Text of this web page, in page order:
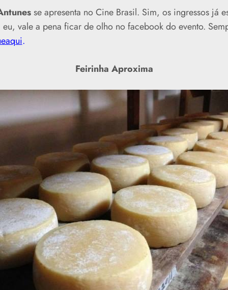
se apresenta no Cine Brasil. Sim, os ingressos já
vale a pena ficar de olho no facebook do evento.
.
Feirinha Aproxima